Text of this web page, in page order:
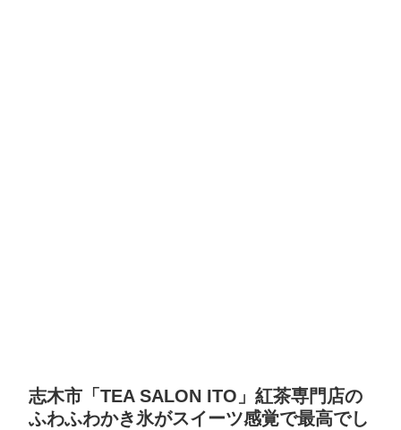
志木市「TEA SALON ITO」紅茶専門店の
ふわふわかき氷がスイーツ感覚で最高でし